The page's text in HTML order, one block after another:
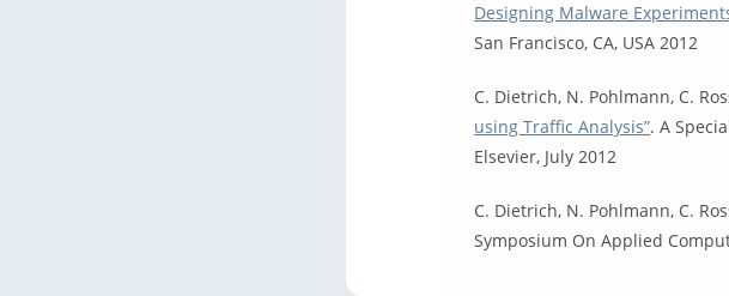
Designing Malware
San Francisco, CA, USA 2012
C. Dietrich, N. Pohlmann, C.
using Traffic Analysis”. A
Elsevier, July 2012
C. Dietrich, N. Pohlmann, C.
Symposium On Applied